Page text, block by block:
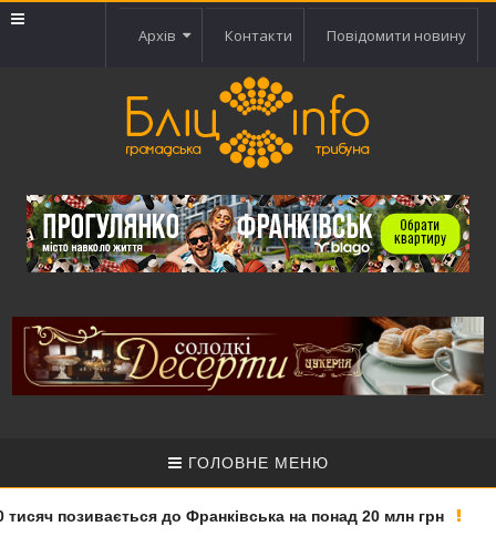
Архів Контакти Повідомити новину
ГОЛОВНЕ МЕНЮ
позивається до Франківська на понад 20 млн грн